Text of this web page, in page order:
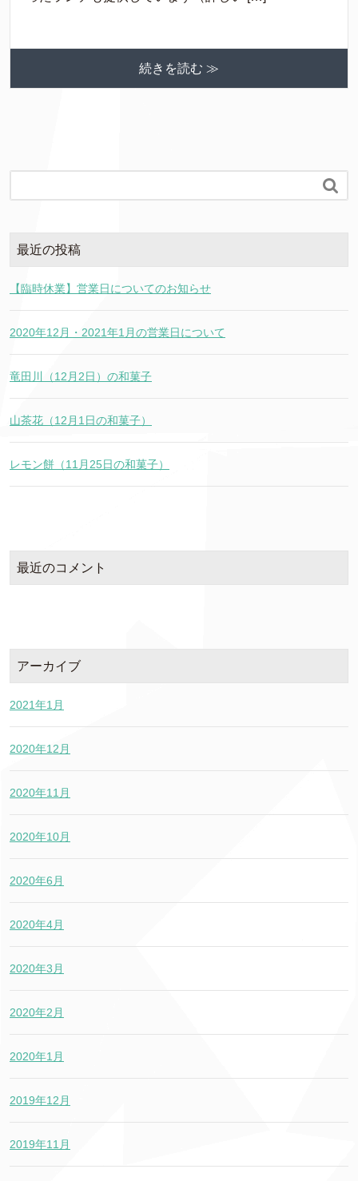
続きを読む ≫

最近の投稿
【臨時休業】営業日についてのお知らせ
2020年12月・2021年1月の営業日について
竜田川（12月2日）の和菓子
山茶花（12月1日の和菓子）
レモン餅（11月25日の和菓子）
最近のコメント
アーカイブ
2021年1月
2020年12月
2020年11月
2020年10月
2020年6月
2020年4月
2020年3月
2020年2月
2020年1月
2019年12月
2019年11月